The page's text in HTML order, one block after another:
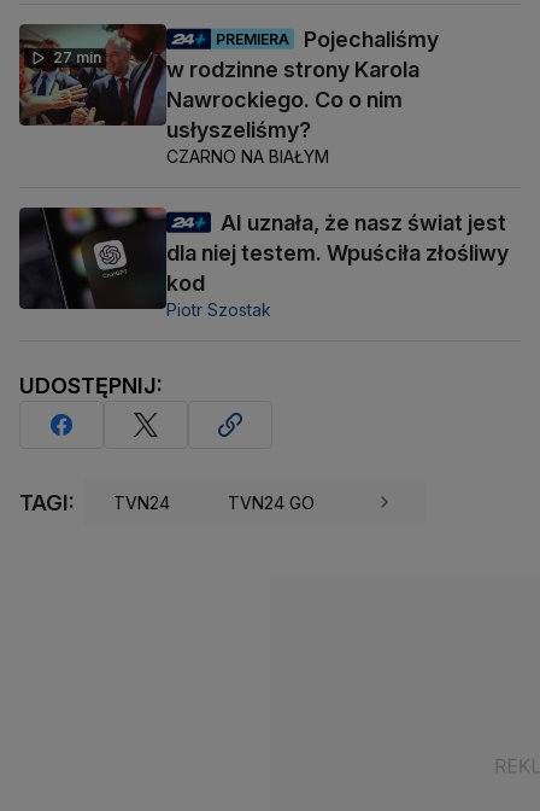
27 min
PREMIERA
Pojechaliśmy
w rodzinne strony Karola
Nawrockiego. Co o nim
usłyszeliśmy?
CZARNO NA BIAŁYM
AI uznała, że nasz świat jest
dla niej testem. Wpuściła złośliwy
kod
Piotr Szostak
UDOSTĘPNIJ:
TAGI: TVN24 TVN24 GO